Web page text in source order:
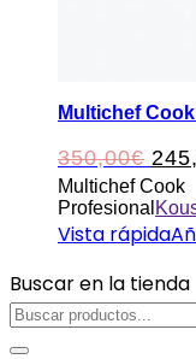
Multichef
350,00€ El
Multichef Cook
Profesional
Vista rápida
Buscar en la tienda